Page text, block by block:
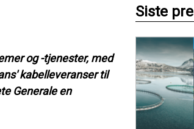
og -tjenester, med
kabelleveranser til
Generale en
Siste